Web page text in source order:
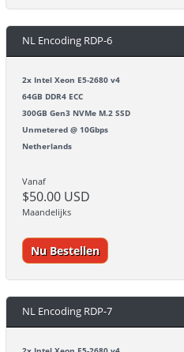
NL Encoding RDP-6
2x Intel Xeon E5-2680 v4
64GB DDR4 ECC
300GB Gen3 NVMe M.2 SSD
Unmetered @ 10Gbps
Netherlands
Vanaf
$50.00 USD
Maandelijks
Nu Bestellen
NL Encoding RDP-7